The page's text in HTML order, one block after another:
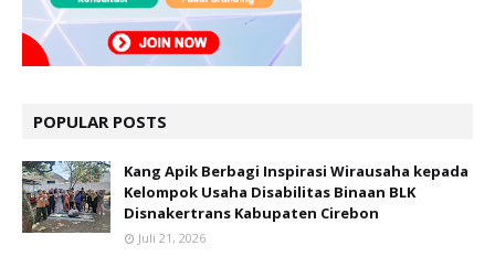
POPULAR POSTS
Kang Apik Berbagi Inspirasi Wirausaha kepada
Kelompok Usaha Disabilitas Binaan BLK
Disnakertrans Kabupaten Cirebon
Juli 21, 2026